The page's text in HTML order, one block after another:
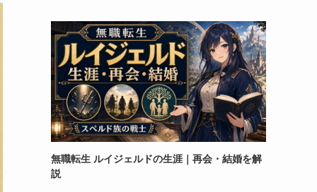
無職転生 ルイジェルドの生涯｜再会・結婚を解
説